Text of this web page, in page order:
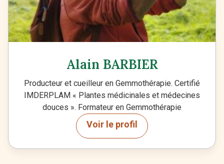
Alain BARBIER
Producteur et cueilleur en Gemmothérapie. Certifié
IMDERPLAM « Plantes médicinales et médecines
douces ». Formateur en Gemmothérapie
Voir le profil